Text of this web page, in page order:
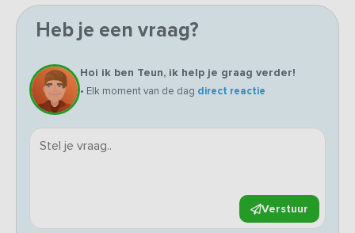
Heb je een vraag?
Hoi ik ben Teun, ik help je graag verder!
• Elk moment van de dag direct reactie
Verstuur